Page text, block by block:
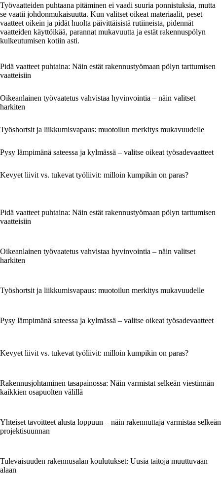
Työvaatteiden puhtaana pitäminen ei vaadi suuria ponnistuksia, mutta
se vaatii johdonmukaisuutta. Kun valitset oikeat materiaalit, peset
vaatteet oikein ja pidät huolta päivittäisistä rutiineista, pidennät
vaatteiden käyttöikää, parannat mukavuutta ja estät rakennuspölyn
kulkeutumisen kotiin asti.
Pidä vaatteet puhtaina: Näin estät rakennustyömaan pölyn tarttumisen
vaatteisiin
Oikeanlainen työvaatetus vahvistaa hyvinvointia – näin valitset
harkiten
Työshortsit ja liikkumisvapaus: muotoilun merkitys mukavuudelle
Pysy lämpimänä sateessa ja kylmässä – valitse oikeat työsadevaatteet
Kevyet liivit vs. tukevat työliivit: milloin kumpikin on paras?
Pidä vaatteet puhtaina: Näin estät rakennustyömaan pölyn tarttumisen
vaatteisiin
Oikeanlainen työvaatetus vahvistaa hyvinvointia – näin valitset
harkiten
Työshortsit ja liikkumisvapaus: muotoilun merkitys mukavuudelle
Pysy lämpimänä sateessa ja kylmässä – valitse oikeat työsadevaatteet
Kevyet liivit vs. tukevat työliivit: milloin kumpikin on paras?
Rakennusjohtaminen tasapainossa: Näin varmistat selkeän viestinnän
kaikkien osapuolten välillä
Yhteiset tavoitteet alusta loppuun – näin rakennuttaja varmistaa selkeän
projektisuunnan
Tulevaisuuden rakennusalan koulutukset: Uusia taitoja muuttuvaan
alaan